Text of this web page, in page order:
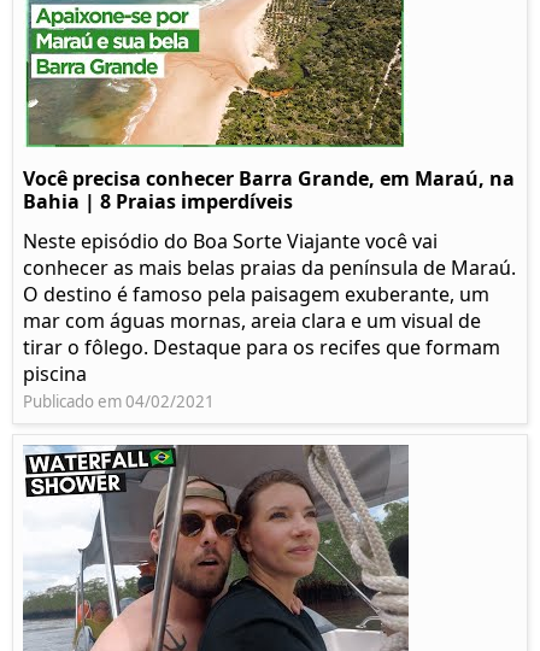
Você precisa conhecer Barra Grande, em Maraú, na
Bahia | 8 Praias imperdíveis
Neste episódio do Boa Sorte Viajante você vai
conhecer as mais belas praias da península de Maraú.
O destino é famoso pela paisagem exuberante, um
mar com águas mornas, areia clara e um visual de
tirar o fôlego. Destaque para os recifes que formam
piscina
Publicado em 04/02/2021